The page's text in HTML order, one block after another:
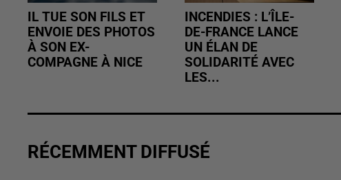
IL TUE SON FILS ET
ENVOIE DES PHOTOS
À SON EX-
COMPAGNE À NICE
INCENDIES : L’ÎLE-
DE-FRANCE LANCE
UN ÉLAN DE
SOLIDARITÉ AVEC
LES...
RÉCEMMENT DIFFUSÉ